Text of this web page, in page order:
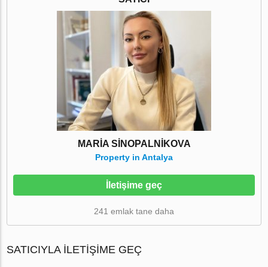
MARİA SİNOPALNİKOVA
Property in Antalya
İletişime geç
241 emlak tane daha
SATICIYLA ILETIŞIME GEÇ